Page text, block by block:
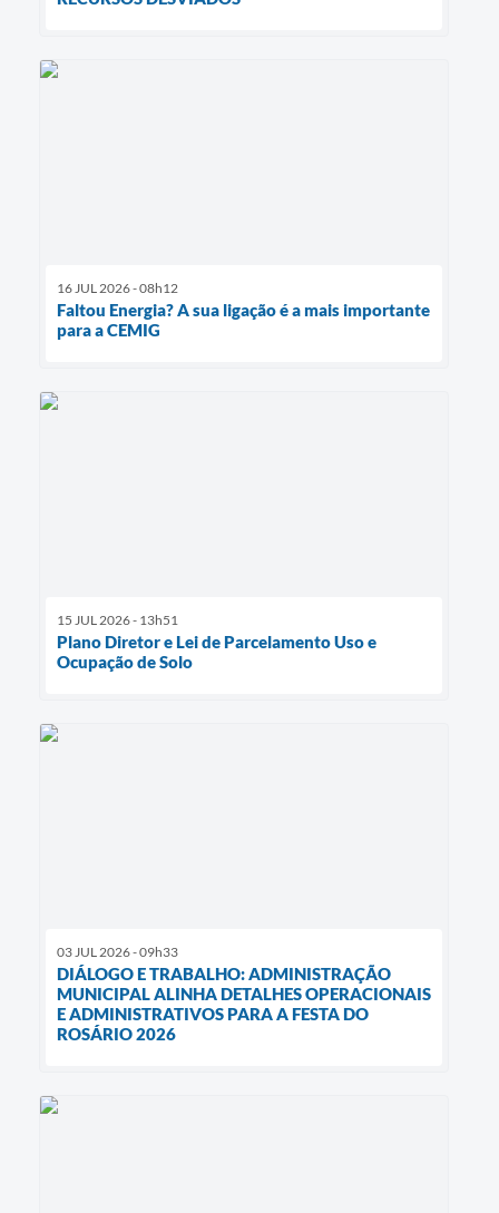
16 JUL 2026 - 08h12
Faltou Energia? A sua ligação é a mais importante
para a CEMIG
15 JUL 2026 - 13h51
Plano Diretor e Lei de Parcelamento Uso e
Ocupação de Solo
03 JUL 2026 - 09h33
DIÁLOGO E TRABALHO: ADMINISTRAÇÃO
MUNICIPAL ALINHA DETALHES OPERACIONAIS
E ADMINISTRATIVOS PARA A FESTA DO
ROSÁRIO 2026